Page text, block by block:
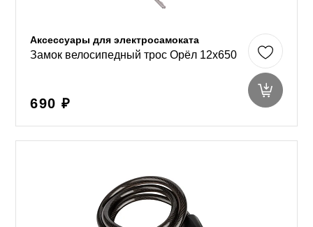
Аксессуары для электросамоката
Замок велосипедный трос Орёл 12х650
690 ₽